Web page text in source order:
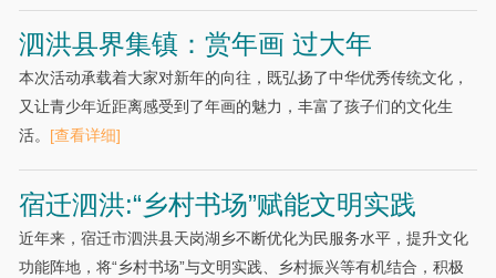
泗洪县界集镇：赏年画 过大年
本次活动承载着大家对新年的向往，既弘扬了中华优秀传统文化，
又让青少年近距离感受到了年画的魅力，丰富了孩子们的文化生
活。 [查看详细]
宿迁泗洪:“乡村书场”赋能文明实践
近年来，宿迁市泗洪县天岗湖乡不断优化为民服务水平，提升文化
功能阵地，将“乡村书场”与文明实践、乡村振兴等有机结合，积极